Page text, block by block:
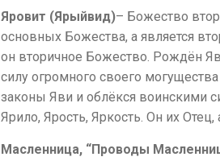
Яровит (Ярыйвид)– Божество
основных Божества, а является
он вторичное Божество. Рождён
силу огромного своего
законы Яви и облёкся воинскими
Ярило, Ярость, Яркость. Он их
Масленница, “Проводы